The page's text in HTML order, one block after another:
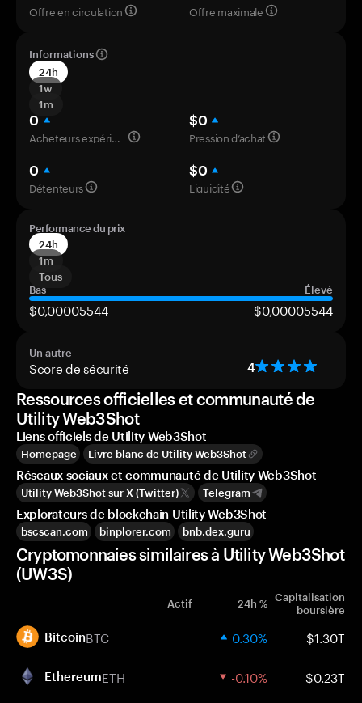
Offre en circulation
Offre maximale
Informations
24h
1w
1m
0
Acheteurs expérimentés
$0
Pression d’achat
0
Détenteurs
$0
Liquidité
Performance du prix
24h
1m
Tous
Bas
Élevé
$0,00005544 $0,00005544
Un autre
Score de sécurité 4
Ressources officielles et communauté de
Utility Web3Shot
Liens officiels de Utility Web3Shot
Homepage Livre blanc de Utility Web3Shot
Réseaux sociaux et communauté de Utility Web3Shot
Utility Web3Shot sur X (Twitter) Telegram
Explorateurs de blockchain Utility Web3Shot
bscscan.com binplorer.com bnb.dex.guru
Cryptomonnaies similaires à Utility Web3Shot
(UW3S)
Actif 24h % Capitalisation
boursière
BitcoinBTC 0.30% $1.30T
EthereumETH -0.10% $0.23T